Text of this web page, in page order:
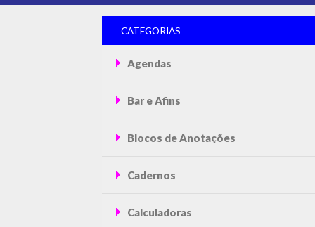
CATEGORIAS
Agendas
Bar e Afins
Blocos de Anotações
Cadernos
Calculadoras